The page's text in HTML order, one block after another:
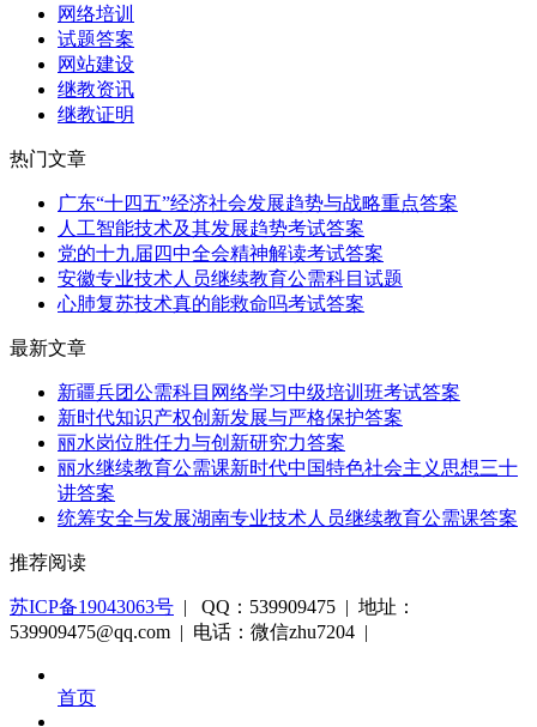
网络培训
试题答案
网站建设
继教资讯
继教证明
热门文章
广东“十四五”经济社会发展趋势与战略重点答案
人工智能技术及其发展趋势考试答案
党的十九届四中全会精神解读考试答案
安徽专业技术人员继续教育公需科目试题
心肺复苏技术真的能救命吗考试答案
最新文章
新疆兵团公需科目网络学习中级培训班考试答案
新时代知识产权创新发展与严格保护答案
丽水岗位胜任力与创新研究力答案
丽水继续教育公需课新时代中国特色社会主义思想三十
讲答案
统筹安全与发展湖南专业技术人员继续教育公需课答案
推荐阅读
苏ICP备19043063号 | QQ：539909475 | 地址：
539909475@qq.com | 电话：微信zhu7204 |
首页